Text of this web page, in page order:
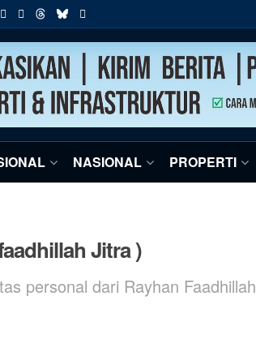
NASIONAL PROPERTI
Jitra )
personal dari Rayhan Faadhillah